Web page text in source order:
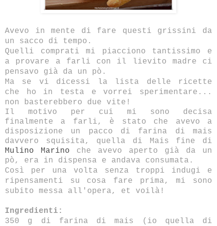
Avevo in mente di fare questi grissini da
un sacco di tempo.
Quelli comprati mi piacciono tantissimo e
a provare a farli con il lievito madre ci
pensavo già da un pò.
Ma se vi dicessi la lista delle ricette
che ho in testa e vorrei sperimentare...
non basterebbero due vite!
Il motivo per cui mi sono decisa
finalmente a farli, è stato che avevo a
disposizione un pacco di farina di mais
davvero squisita, quella di Mais fine di
Mulino Marino che avevo aperto già da un
pò, era in dispensa e andava consumata.
Così per una volta senza troppi indugi e
ripensamenti su cosa fare prima, mi sono
subito messa all'opera, et voilà!
Ingredienti:
350 g di farina di mais (io quella di